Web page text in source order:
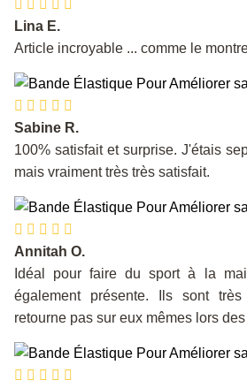
Lina E.
Article incroyable ... comme le
Sabine R.
100% satisfait et surprise. J'étais
mais vraiment très très satisfait.
Annitah O.
Idéal pour faire du sport à la
également présente. Ils sont
retourne pas sur eux mêmes lors